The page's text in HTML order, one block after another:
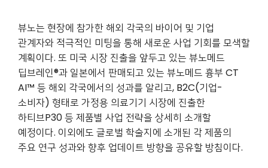
뷰노는 현장에 참가한 해외 각국의 바이어 및 기업
관계자와 적극적인 미팅을 통해 새로운 사업 기회를 모색할
계획이다. 또 미국 시장 진출을 앞두고 있는 뷰노메드
딥브레인®과 일본에서 판매되고 있는 뷰노메드 흉부 CT
AI™ 등 해외 각국에서의 성과를 알리고, B2C(기업-
소비자) 형태로 가정용 의료기기 시장에 진출한
하티브P30 등 제품별 사업 전략을 상세히 소개할
예정이다. 이외에도 글로벌 학술지에 소개된 각 제품의
주요 연구 성과와 향후 업데이트 방향을 공유할 방침이다.